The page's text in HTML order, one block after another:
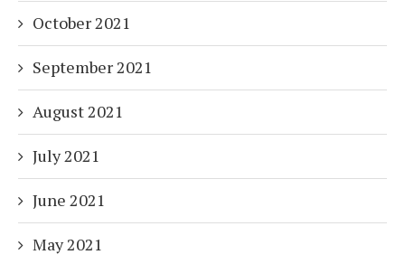
October 2021
September 2021
August 2021
July 2021
June 2021
May 2021